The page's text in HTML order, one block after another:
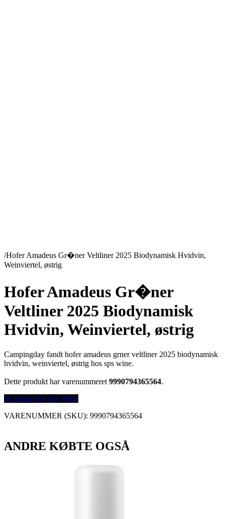
/Hofer Amadeus Gr�ner Veltliner 2025 Biodynamisk Hvidvin,
Weinviertel, østrig
Hofer Amadeus Gr�ner
Veltliner 2025 Biodynamisk
Hvidvin, Weinviertel, østrig
Campingday fandt hofer amadeus grner veltliner 2025 biodynamisk
hvidvin, weinviertel, østrig hos sps wine.
Dette produkt har varenummeret 9990794365564.
Se prisen hos Sps Wine
VARENUMMER (SKU): 9990794365564
ANDRE KØBTE OGSÅ